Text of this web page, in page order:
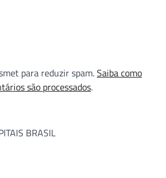
para reduzir spam.Saiba como
são processados.
BRASIL